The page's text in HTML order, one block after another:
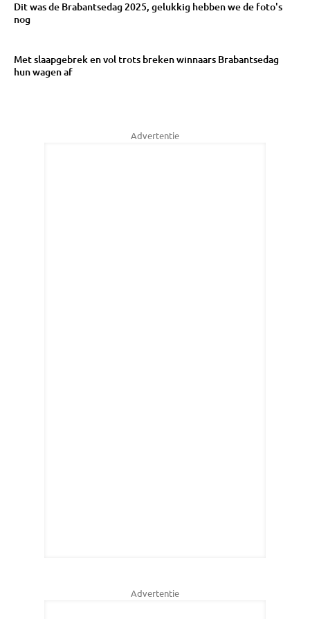
Dit was de Brabantsedag 2025, gelukkig hebben we de foto's
nog
Met slaapgebrek en vol trots breken winnaars Brabantsedag
hun wagen af
Advertentie
Advertentie